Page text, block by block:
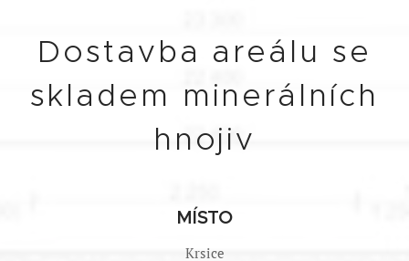
Dostavba areálu se
skladem minerálních
hnojiv
MÍSTO
Krsice